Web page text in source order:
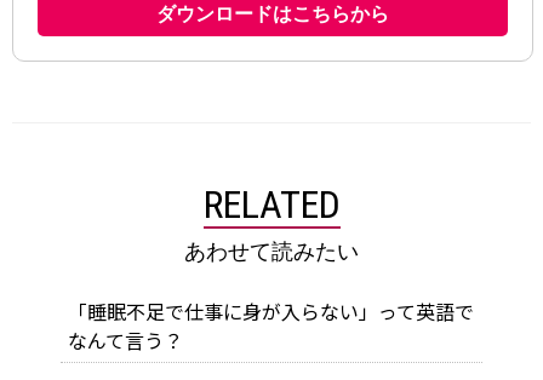
RELATED
あわせて読みたい
「睡眠不足で仕事に身が入らない」って英語で
なんて言う？